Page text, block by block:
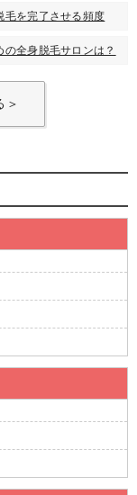
毛を完了させる頻度
全身脱毛サロンは？
＞